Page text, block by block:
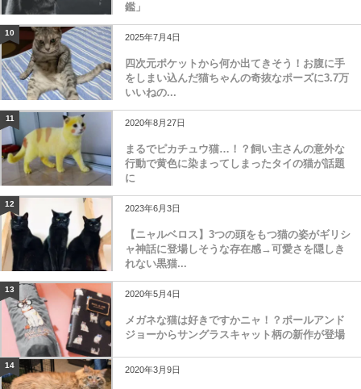
鑑」
10 2025年7月4日
四次元ポケットから何か出てきそう！お腹に手
をしまい込んだ猫ちゃんの奇抜なポーズに3.7万
いいねの...
11 2020年8月27日
まるでピカチュウ猫…！？飼い主さんの意外な
行動で黄色に染まってしまったタイの猫が話題
に
12 2023年6月3日
【ニャルベロス】3つの頭をもつ猫の姿がギリシ
ャ神話に登場しそうな存在感→可愛さを隠しき
れない黒猫...
13 2020年5月4日
メガネな猫は好きですかニャ！？ポールアンド
ジョーからサングラスキャット柄の新作が登場
14 2020年3月9日